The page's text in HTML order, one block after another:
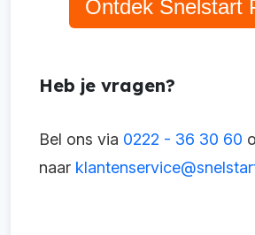
Ontdek Snelstart
Heb je vragen?
Bel ons via 0222 - 36 30 60
naar